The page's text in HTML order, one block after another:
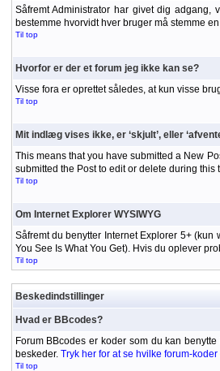
Såfremt Administrator har givet dig
bestemme hvorvidt hver bruger må stemme
Til top
Hvorfor er der et forum jeg ikke kan se?
Visse fora er oprettet således, at kun visse
Til top
Mit indlæg vises ikke, er ‘skjult’, eller
This means that you have submitted a New
submitted the Post to edit or delete during this
Til top
Om Internet Explorer WYSIWYG
Såfremt du benytter Internet Explorer 5+
You See Is What You Get). Hvis du oplever
Til top
Beskedindstillinger
Hvad er BBcodes?
Forum BBcodes er koder som du kan
beskeder. Tryk her for at se hvilke forum-
Til top